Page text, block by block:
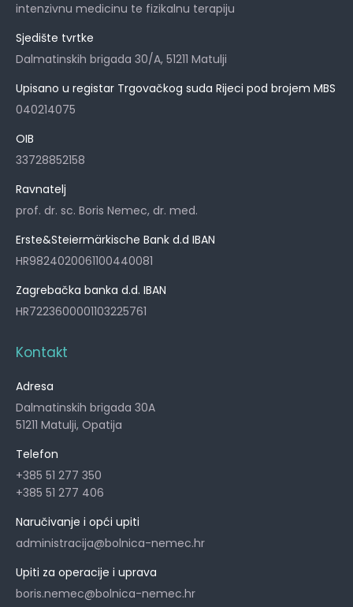
intenzivnu medicinu te fizikalnu terapiju
Sjedište tvrtke
Dalmatinskih brigada 30/A, 51211 Matulji
Upisano u registar Trgovačkog suda Rijeci pod brojem MBS
040214075
OIB
33728852158
Ravnatelj
prof. dr. sc. Boris Nemec, dr. med.
Erste&Steiermärkische Bank d.d IBAN
HR9824020061100440081
Zagrebačka banka d.d. IBAN
HR7223600001103225761
Kontakt
Adresa
Dalmatinskih brigada 30A
51211 Matulji, Opatija
Telefon
+385 51 277 350
+385 51 277 406
Naručivanje i opći upiti
administracija@bolnica-nemec.hr
Upiti za operacije i uprava
boris.nemec@bolnica-nemec.hr